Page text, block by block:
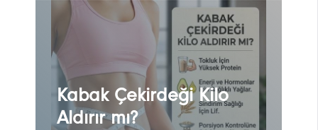
Kabak Çekirdeği Kilo
Aldırır mı?